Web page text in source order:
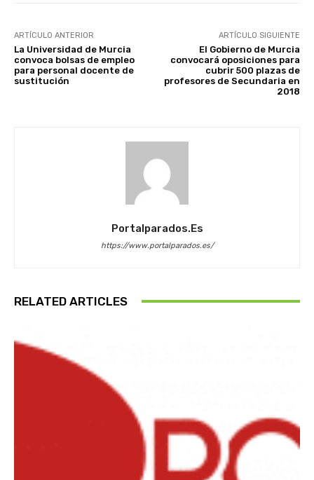
ARTÍCULO ANTERIOR
La Universidad de Murcia
convoca bolsas de empleo
para personal docente de
sustitución
ARTÍCULO SIGUIENTE
El Gobierno de Murcia
convocará oposiciones para
cubrir 500 plazas de
profesores de Secundaria en
2018
Portalparados.es
https://www.portalparados.es/
RELATED ARTICLES